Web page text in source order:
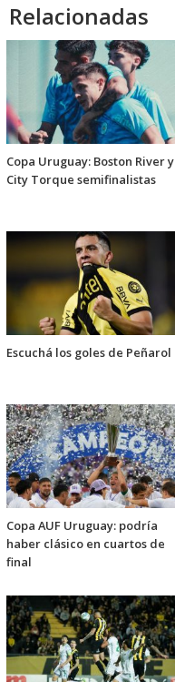
Relacionadas
Copa Uruguay: Boston River y
City Torque semifinalistas
Escuchá los goles de Peñarol
Copa AUF Uruguay: podría
haber clásico en cuartos de
final